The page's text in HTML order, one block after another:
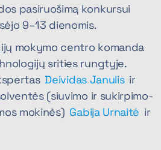
pasiruošimą konkursui
9–13 dienomis.
mokymo centro komanda
srities rungtyje.
Deividas Janulis ir
(siuvimo ir sukirpimo-
mokinės) Gabija Urnaitė ir